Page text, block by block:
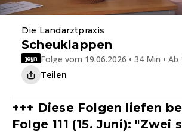
Die Landarztpraxis
Scheuklappen
Folge vom 19.06.2026 • 34 Min • Ab
Teilen
+++ Diese Folgen liefen
Folge 111 (15. Juni): "Zwei